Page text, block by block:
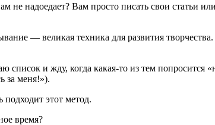
надоедает? Вам просто писать свои статьи
— великая техника для развития творчества.
и жду, когда какая-то из тем попросится
за меня!»).
этот метод.
время?